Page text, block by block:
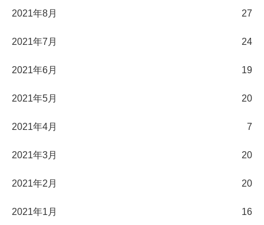
2021年8月 27
2021年7月 24
2021年6月 19
2021年5月 20
2021年4月 7
2021年3月 20
2021年2月 20
2021年1月 16